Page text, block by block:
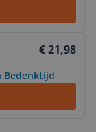
€ 21,98
Bedenktijd